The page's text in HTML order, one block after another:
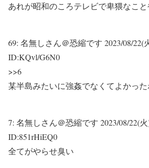
あれが昭和のころテレビで卑猥なこ
69: 名無しさん＠恐縮です 2023/08/22(
ID:KQvl/G6N0
>>6
某半島みたいに強姦でなくてよかっ
7: 名無しさん＠恐縮です 2023/08/22(
ID:851rHiEQ0
全てがやらせ臭い